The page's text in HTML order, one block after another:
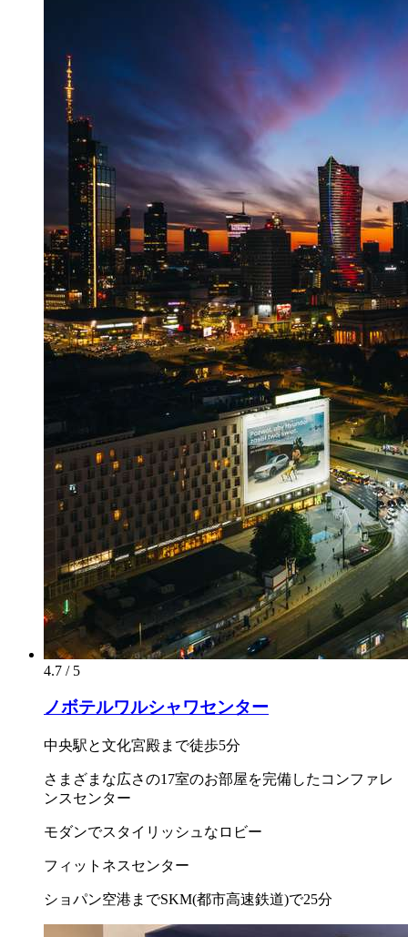
4.7 / 5
ノボテルワルシャワセンター
中央駅と文化宮殿まで徒歩5分
さまざまな広さの17室のお部屋を完備したコンファレ
ンスセンター
モダンでスタイリッシュなロビー
フィットネスセンター
ショパン空港までSKM(都市高速鉄道)で25分